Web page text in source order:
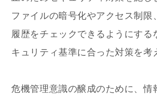
ファイルの暗号化やアクセス制限
履歴をチェックできるようにする
キュリティ基準に合った対策を考
危機管理意識の醸成のために、情